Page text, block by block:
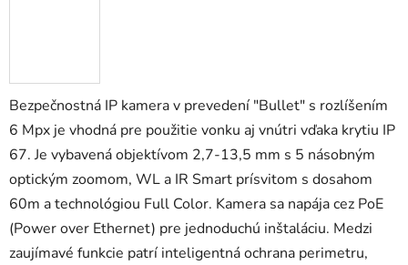
Bezpečnostná IP kamera v prevedení "Bullet" s rozlíšením
6 Mpx je vhodná pre použitie vonku aj vnútri vďaka krytiu IP
67. Je vybavená objektívom 2,7-13,5 mm s 5 násobným
optickým zoomom, WL a IR Smart prísvitom s dosahom
60m a technológiou Full Color. Kamera sa napája cez PoE
(Power over Ethernet) pre jednoduchú inštaláciu. Medzi
zaujímavé funkcie patrí inteligentná ochrana perimetru,